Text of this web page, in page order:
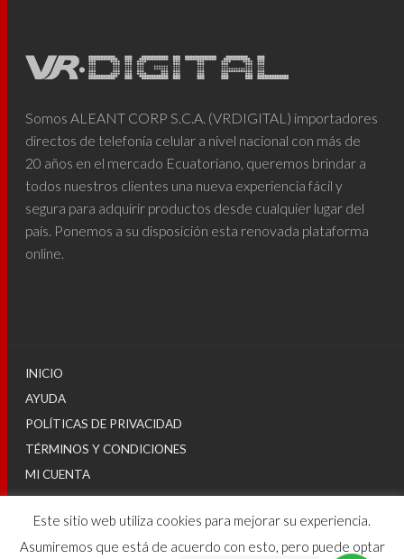
Somos ALEANT CORP S.C.A. (VRDIGITAL) importadores
directos de telefonía celular a nivel nacional con más de
20 años en el mercado Ecuatoriano, queremos brindar a
todos nuestros clientes una nueva experiencia fácil y
segura para adquirir productos desde cualquier lugar del
país. Ponemos a su disposición esta renovada plataforma
online.
INICIO
AYUDA
POLÍTICAS DE PRIVACIDAD
TÉRMINOS Y CONDICIONES
MI CUENTA
© 2025
Este sitio web utiliza cookies para mejorar su experiencia.
Asumiremos que está de acuerdo con esto, pero puede optar